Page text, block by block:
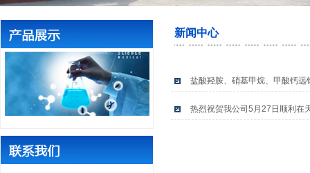
新闻中心
盐酸羟胺、硝基甲烷、甲酸钙
热烈祝贺我公司5月27日顺利在